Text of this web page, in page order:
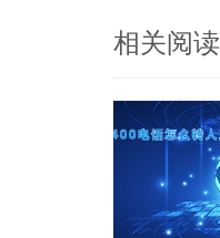
相关阅读